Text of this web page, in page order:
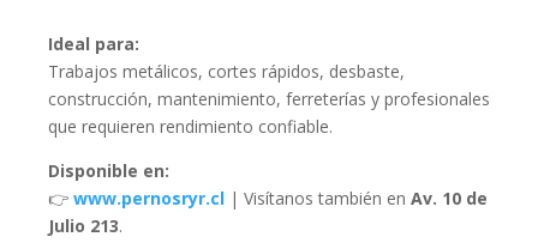
Ideal para:
Trabajos metálicos, cortes rápidos, desbaste,
construcción, mantenimiento, ferreterías y profesionales
que requieren rendimiento confiable.
Disponible en:
👉 www.pernosryr.cl | Visítanos también en Av. 10 de
Julio 213.